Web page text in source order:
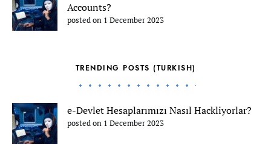
Accounts?
posted on 1 December 2023
TRENDING POSTS (TURKISH)
e-Devlet Hesaplarımızı Nasıl Hackliyorlar?
posted on 1 December 2023